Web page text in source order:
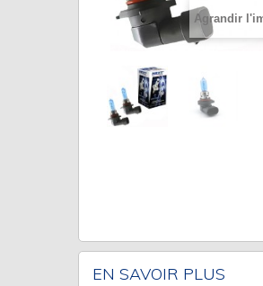
Agrandir
EN SAVOIR PLUS